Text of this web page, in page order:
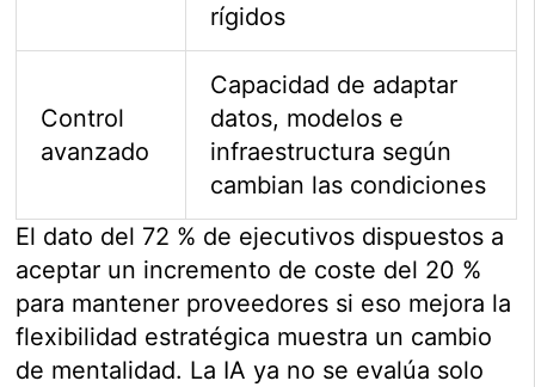
rígidos
Control
avanzado
Capacidad de adaptar
datos, modelos e
infraestructura según
cambian las condiciones
El dato del 72 % de ejecutivos dispuestos a
aceptar un incremento de coste del 20 %
para mantener proveedores si eso mejora la
flexibilidad estratégica muestra un cambio
de mentalidad. La IA ya no se evalúa solo